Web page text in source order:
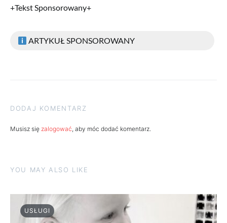
+Tekst Sponsorowany+
ARTYKUŁ SPONSOROWANY
DODAJ KOMENTARZ
Musisz się zalogować, aby móc dodać komentarz.
YOU MAY ALSO LIKE
USŁUGI